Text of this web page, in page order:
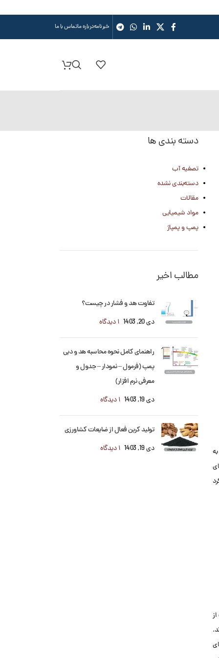
خبرنامهدرباره ماتماس با ما
دسته بندی ها
تصفیه آب
دسته‌بندی نشده
مقالات
مواد شیمیایی
پمپ و پمپاژ
مطالب اخیر
تفاوت هد و فشار در چیست؟
دی 20, 1403
۱ دیدگاه
راهنمای کامل نحوه محاسبه هد و دبی
پمپ (فرمول – نمودار – جدول و
معرفی نرم افزار)
دی 19, 1403
۱ دیدگاه
تولید کربن فعال از ضایعات کشاورزی
دی 19, 1403
۱ دیدگاه